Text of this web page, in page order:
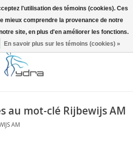
au mot-clé Rijbewijs AM
AM
l'utilisation des témoins (cookies). Ces
mieux comprendre la provenance de notre
site, en plus d'en améliorer les fonctions.
En savoir plus sur les témoins (cookies) »